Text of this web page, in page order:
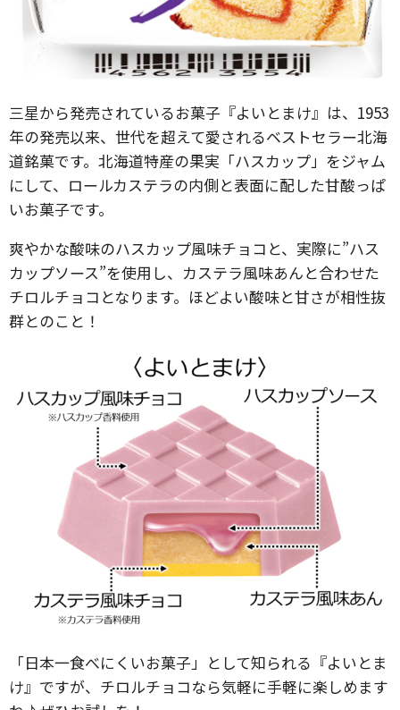
三星から発売されているお菓子『よいとまけ』は、1953
年の発売以来、世代を超えて愛されるベストセラー北海
道銘菓です。北海道特産の果実「ハスカップ」をジャム
にして、ロールカステラの内側と表面に配した甘酸っぱ
いお菓子です。
爽やかな酸味のハスカップ風味チョコと、実際に”ハス
カップソース”を使用し、カステラ風味あんと合わせた
チロルチョコとなります。ほどよい酸味と甘さが相性抜
群とのこと！
「日本一食べにくいお菓子」として知られる『よいとま
け』ですが、チロルチョコなら気軽に手軽に楽しめます